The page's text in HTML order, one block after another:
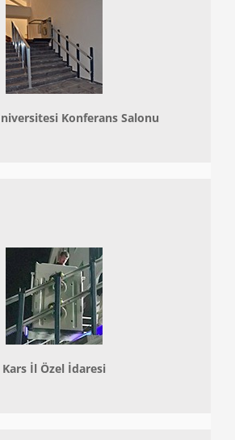
Konferans Salonu
Kars İl Özel İdaresi